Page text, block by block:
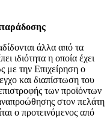
άλλα από τα
ιδιότητα η οποία έχει
με την Επιχείρηση ο
και διαπίστωση του
των προϊόντων
στον πελάτη
ο προτεινόμενος από